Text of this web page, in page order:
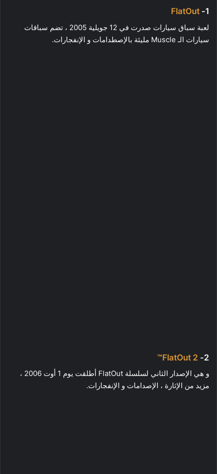
1-
FlatOut
لعبة سباق سيارات صدرت في 12 جويلية 2005 ، تضم سباقات
سيارات الـ Muscle مليئة بالإصطدامات و الإنفجارات.
2-
FlatOut 2™
و هي الإصدار الثاني لسلسلة FlatOut أطلقت يوم 1 أوت 2006 ،
مزيد من الإثارة ، الإصدامات و الإنفجارات.